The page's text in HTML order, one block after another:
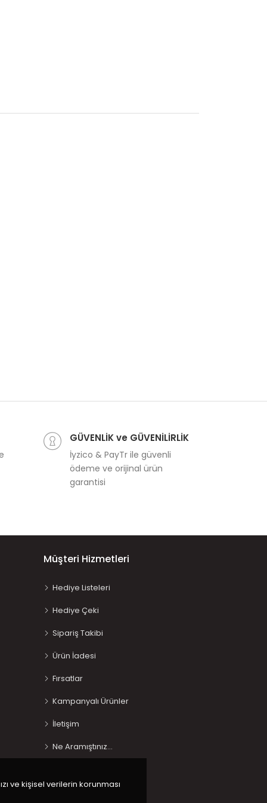
GÜVENLİK ve GÜVENİLİRLİK
İyzico & PayTr ile güvenli
ödeme ve orijinal ürün
garantisi
Müşteri Hizmetleri
Hediye Listeleri
Hediye Çeki
Sipariş Takibi
Ürün İadesi
Fırsatlar
Kampanyalı Ürünler
İletişim
Ne Aramıştınız…
ve kişisel verilerin korunması